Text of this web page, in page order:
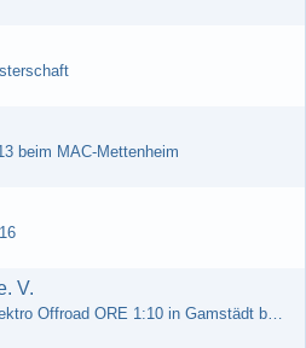
beim MAC-Mettenheim
V.
Sportkreismeisterschaft Elektro Offroad ORE 1:10 in Gamstädt bei Erfurt, Outdoor mit Indoor Ausweichmöglichkeit!!!